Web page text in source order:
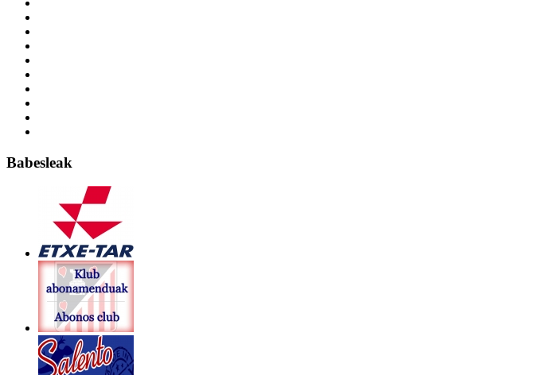
Babesleak